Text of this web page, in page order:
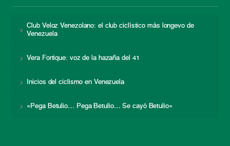
Club Veloz Venezolano: el club ciclístico más longevo de
Venezuela
Vera Fortique: voz de la hazaña del 41
Inicios del ciclismo en Venezuela
«Pega Betulio… Pega Betulio… Se cayó Betulio»